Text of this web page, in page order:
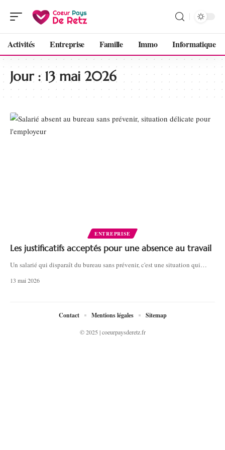
Activités Entreprise Famille Immo Informatique
Jour : 13 mai 2026
ENTREPRISE
Les justificatifs acceptés pour une absence au travail
Un salarié qui disparaît du bureau sans prévenir, c'est une situation qui…
13 mai 2026
© 2025 | coeurpaysderetz.fr
Contact Mentions légales Sitemap